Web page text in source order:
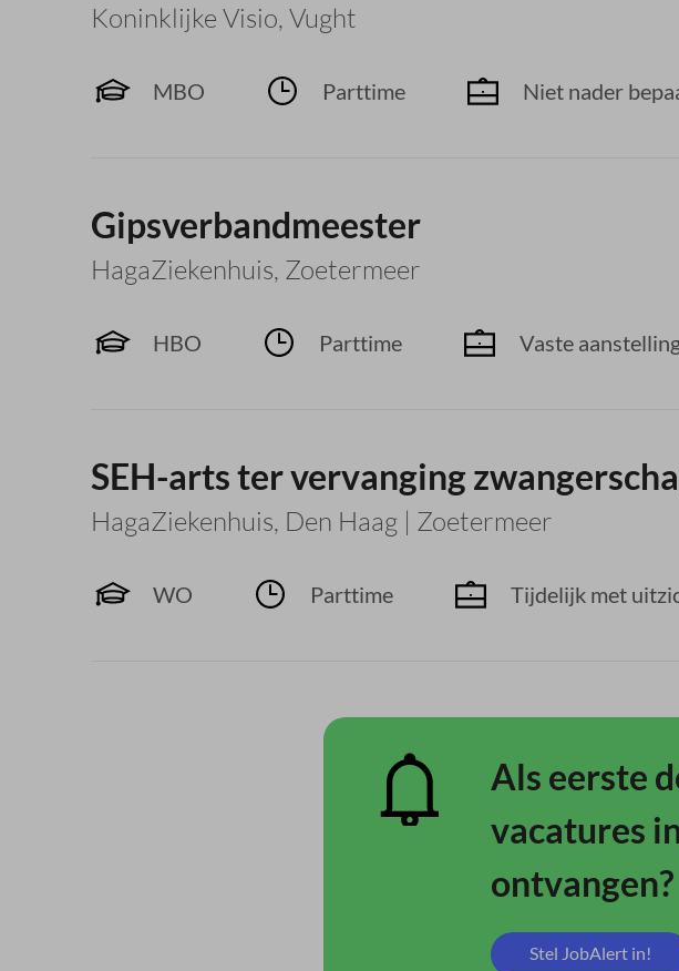
Koninklijke Visio, Vught
MBO Parttime Niet nader
Gipsverbandmeester
HagaZiekenhuis, Zoetermeer
HBO Parttime Vaste
SEH-arts ter vervanging
HagaZiekenhuis, Den Haag | Zoetermeer
WO Parttime Tijdelijk met
Als eerste
vacatures
ontvangen?
Stel JobAlert in!